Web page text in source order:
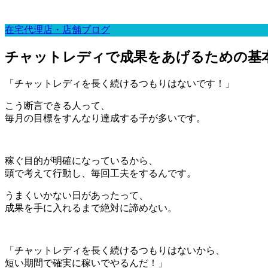
在宅代理店・店舗ブログ
チャットレディで成果をあげるための基
「チャットレディを長く続けるつもりはないです！」
こう断言できる人って、
毎月の目標をすんなり達成する子が多いです。
稼ぐ目的が明確になっているから、
頭で考えて行動し、毎回工夫をするんです。
うまくいかない日があったって、
成果を手に入れるまで絶対に諦めない。
「チャットレディを長く続けるつもりはないから、
短い期間で確実に稼いでやるんだ！」